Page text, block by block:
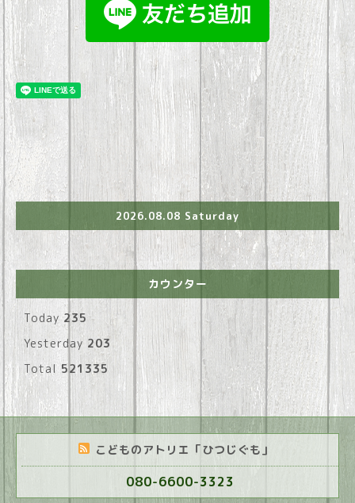
2026.08.08 Saturday
カウンター
Today235
Yesterday 203
Total 521335
こどものアトリエ「ひつじぐも」
080-6600-3323